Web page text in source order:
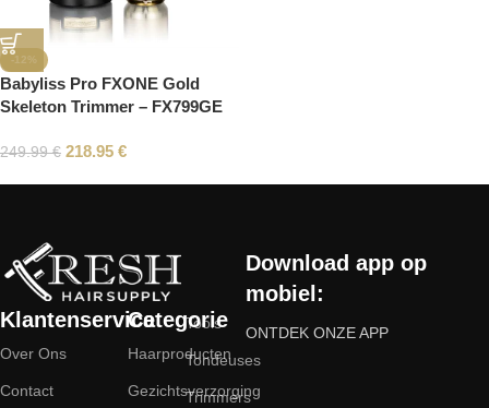
-12%
Babyliss Pro FXONE Gold
Skeleton Trimmer – FX799GE
249.99€ 218.95 €
Klantenservice
Over Ons
Contact
Categorie
Haarproducten
Gezichtsverzorging
Tools
Tondeuses
Trimmers
Download app op
mobiel:
ONTDEK ONZE APP